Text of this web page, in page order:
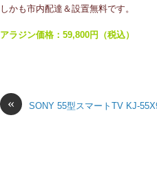
しかも市内配達＆設置無料です。
アラジン価格：59,800円（税込）
« SONY 55型スマートTV KJ-